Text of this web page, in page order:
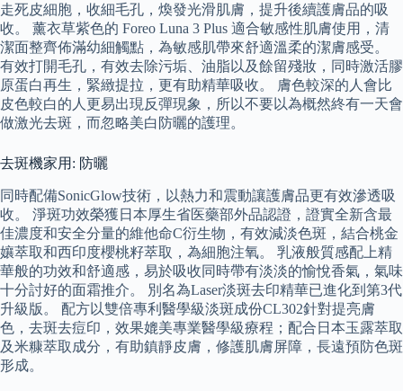
走死皮細胞，收細毛孔，煥發光滑肌膚，提升後續護膚品的吸
收。 薰衣草紫色的 Foreo Luna 3 Plus 適合敏感性肌膚使用，清
潔面整齊佈滿幼細觸點，為敏感肌帶來舒適溫柔的潔膚感受。
有效打開毛孔，有效去除污垢、油脂以及餘留殘妝，同時激活膠
原蛋白再生，緊緻提拉，更有助精華吸收。 膚色較深的人會比
皮色較白的人更易出現反彈現象，所以不要以為概然終有一天會
做激光去斑，而忽略美白防曬的護理。
去斑機家用: 防曬
同時配備SonicGlow技術，以熱力和震動讓護膚品更有效滲透吸
收。 淨斑功效榮獲日本厚生省医藥部外品認證，證實全新含最
佳濃度和安全分量的維他命C衍生物，有效減淡色斑，結合桃金
孃萃取和西印度櫻桃籽萃取，為細胞注氧。 乳液般質感配上精
華般的功效和舒適感，易於吸收同時帶有淡淡的愉悅香氣，氣味
十分討好的面霜推介。 別名為Laser淡斑去印精華已進化到第3代
升級版。 配方以雙倍專利醫學級淡斑成份CL302針對提亮膚
色，去斑去痘印，效果媲美專業醫學級療程；配合日本玉露萃取
及米糠萃取成分，有助鎮靜皮膚，修護肌膚屏障，長遠預防色斑
形成。